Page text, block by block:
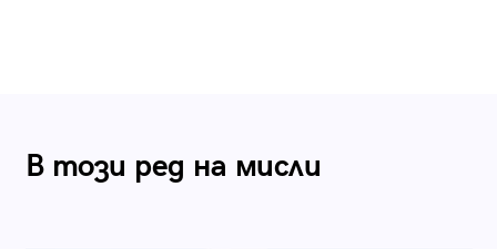
В този ред на мисли